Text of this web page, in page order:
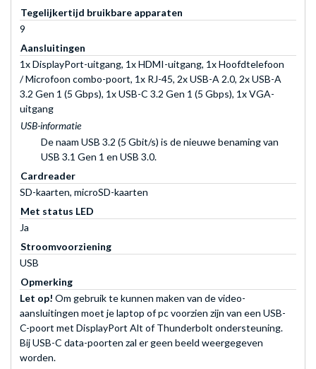
Tegelijkertijd bruikbare apparaten
9
Aansluitingen
1x DisplayPort-uitgang, 1x HDMI-uitgang, 1x Hoofdtelefoon
/ Microfoon combo-poort, 1x RJ-45, 2x USB-A 2.0, 2x USB-A
3.2 Gen 1 (5 Gbps), 1x USB-C 3.2 Gen 1 (5 Gbps), 1x VGA-
uitgang
USB-informatie
De naam USB 3.2 (5 Gbit/s) is de nieuwe benaming van
USB 3.1 Gen 1 en USB 3.0.
Cardreader
SD-kaarten, microSD-kaarten
Met status LED
Ja
Stroomvoorziening
USB
Opmerking
Let op! Om gebruik te kunnen maken van de video-
aansluitingen moet je laptop of pc voorzien zijn van een USB-
C-poort met DisplayPort Alt of Thunderbolt ondersteuning.
Bij USB-C data-poorten zal er geen beeld weergegeven
worden.